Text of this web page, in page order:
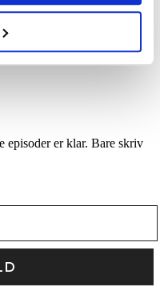
episoder er klar. Bare skriv